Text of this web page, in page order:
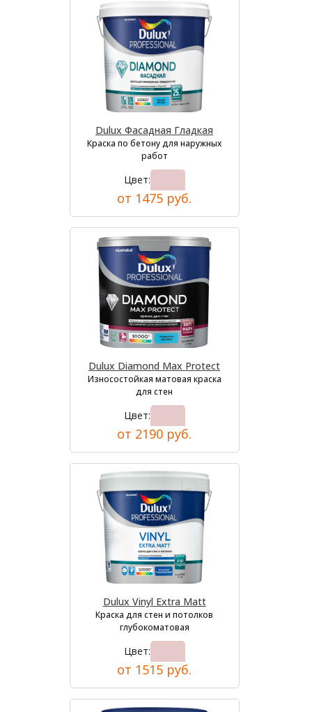
Dulux Фасадная Гладкая
Краска по бетону для наружных
работ
Цвет:
от 1475 руб.
Dulux Diamond Max Protect
Износостойкая матовая краска
для стен
Цвет:
от 2190 руб.
Dulux Vinyl Extra Matt
Краска для стен и потолков
глубокоматовая
Цвет:
от 1515 руб.